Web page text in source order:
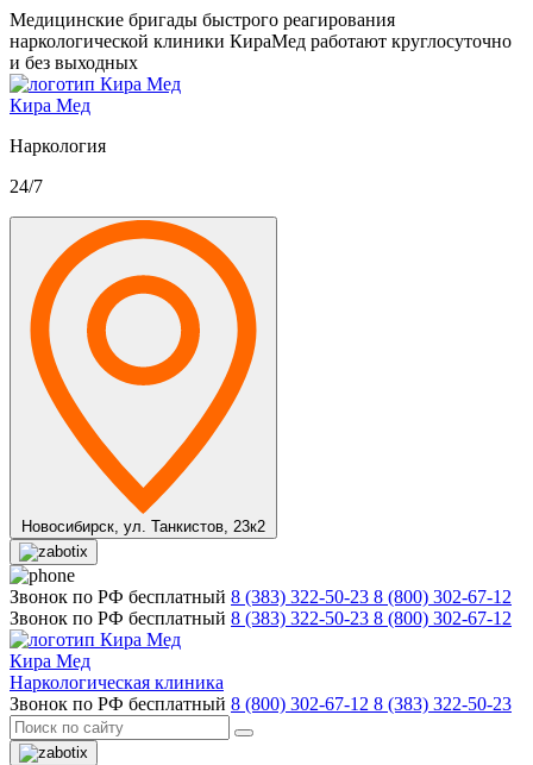
Медицинские бригады быстрого реагирования
наркологической клиники КираМед работают круглосуточно
и без выходных
Кира Мед
Наркология
24/7
Новосибирск, ул. Танкистов, 23к2
Звонок по РФ бесплатный 8 (383) 322-50-23 8 (800) 302-67-12
Звонок по РФ бесплатный 8 (383) 322-50-23 8 (800) 302-67-12
Кира Мед
Наркологическая клиника
Звонок по РФ бесплатный 8 (800) 302-67-12 8 (383) 322-50-23